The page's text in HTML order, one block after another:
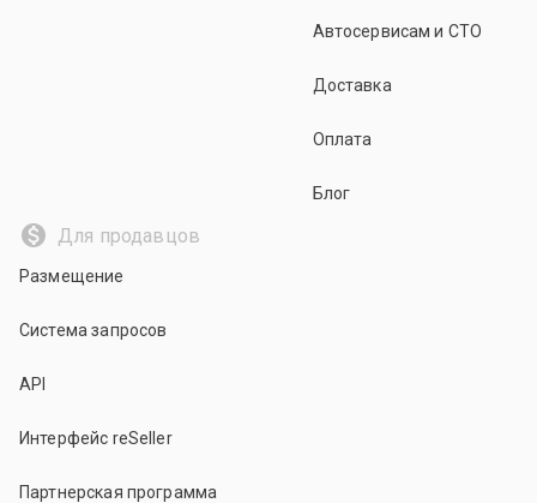
Автосервисам и СТО
Доставка
Оплата
Блог
Для продавцов
Размещение
Система запросов
API
Интерфейс reSeller
Партнерская программа